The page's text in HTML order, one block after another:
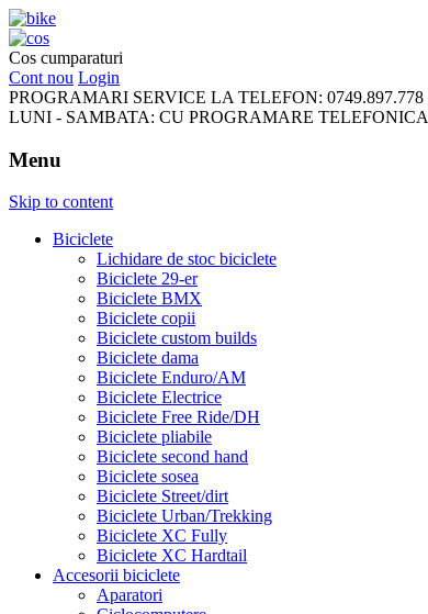
FreeRideBikes
Cos cumparaturi
Cont nou Login
PROGRAMARI SERVICE LA TELEFON: 0749.897.778
LUNI - SAMBATA: CU PROGRAMARE TELEFONICA
Menu
Skip to content
Biciclete
Lichidare de stoc biciclete
Biciclete 29-er
Biciclete BMX
Biciclete copii
Biciclete custom builds
Biciclete dama
Biciclete Enduro/AM
Biciclete Electrice
Biciclete Free Ride/DH
Biciclete pliabile
Biciclete second hand
Biciclete sosea
Biciclete Street/dirt
Biciclete Urban/Trekking
Biciclete XC Fully
Biciclete XC Hardtail
Accesorii biciclete
Aparatori